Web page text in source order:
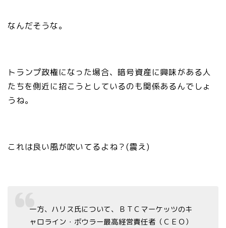
なんだそうな。
トランプ政権になった場合、暗号資産に興味がある人
たちを側近に招こうとしているのも関係あるんでしょ
うね。
これは良い風が吹いてるよね？(震え)
一方、ハリス氏について、ＢＴＣマーケッツのキ
ャロライン・ボウラー最高経営責任者（ＣＥＯ）